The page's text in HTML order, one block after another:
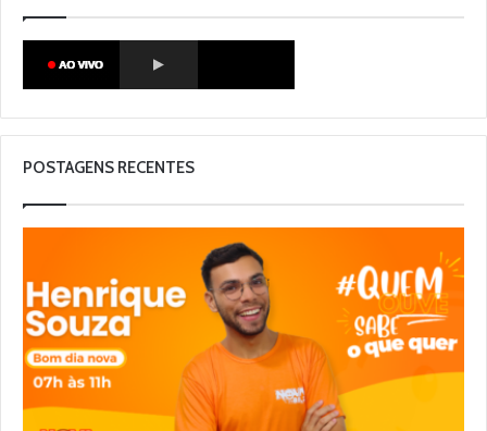
POSTAGENS RECENTES